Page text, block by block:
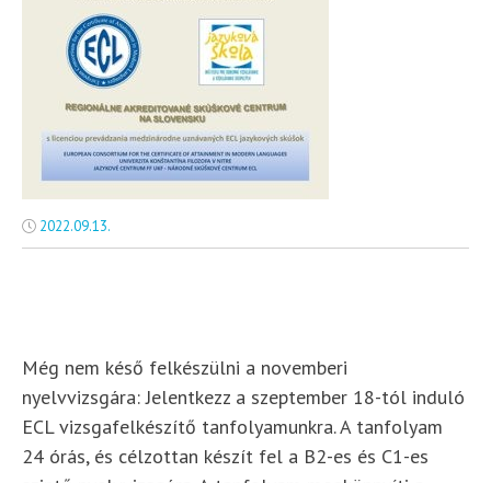
2022.09.13.
Még nem késő felkészülni a novemberi
nyelvvizsgára: Jelentkezz a szeptember 18-tól induló
ECL vizsgafelkészítő tanfolyamunkra. A tanfolyam
24 órás, és célzottan készít fel a B2-es és C1-es